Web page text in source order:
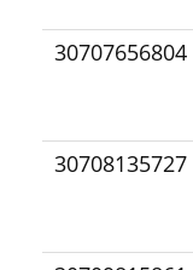
30707656804
30708135727